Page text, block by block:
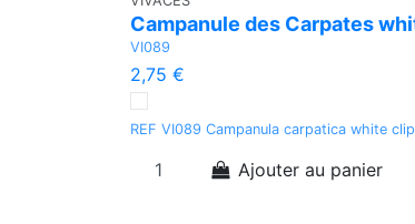
Campanule des Carpates
VI089
2,75 €
REF VI089 Campanula carpatica white
Ajouter au panier